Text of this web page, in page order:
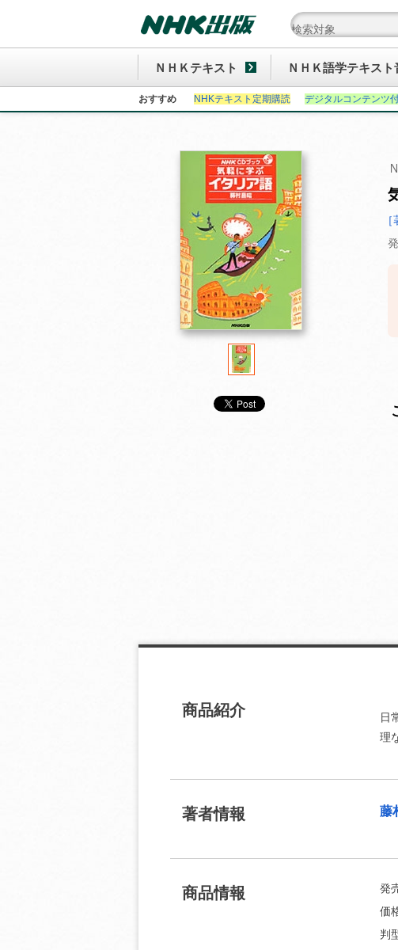
ＮＨＫテキスト ＮＨＫ語学テキスト
おすすめ NHKテキスト定期購読 デジタルコンテンツ
商品紹介
日
理
著者情報 藤
商品情報 発
価
判